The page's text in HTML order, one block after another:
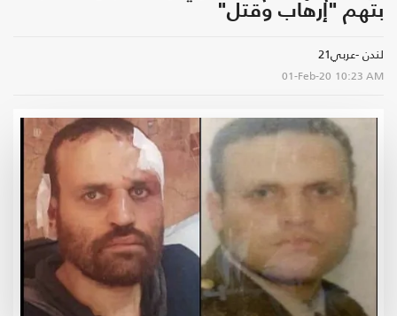
بتهم "إرهاب وقتل"
لندن -عربي21
01-Feb-20 10:23 AM